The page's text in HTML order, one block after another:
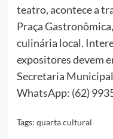
teatro, acontece a
Praça
culinária local.
expositores devem
Secretaria
WhatsApp: (62)
Tags: quarta cultural